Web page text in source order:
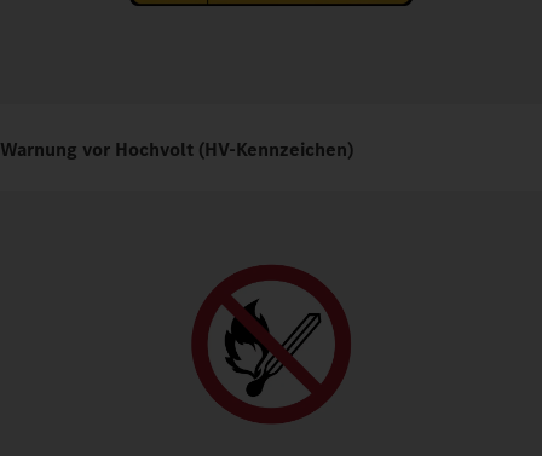
Warnung vor Hochvolt (HV-Kennzeichen)